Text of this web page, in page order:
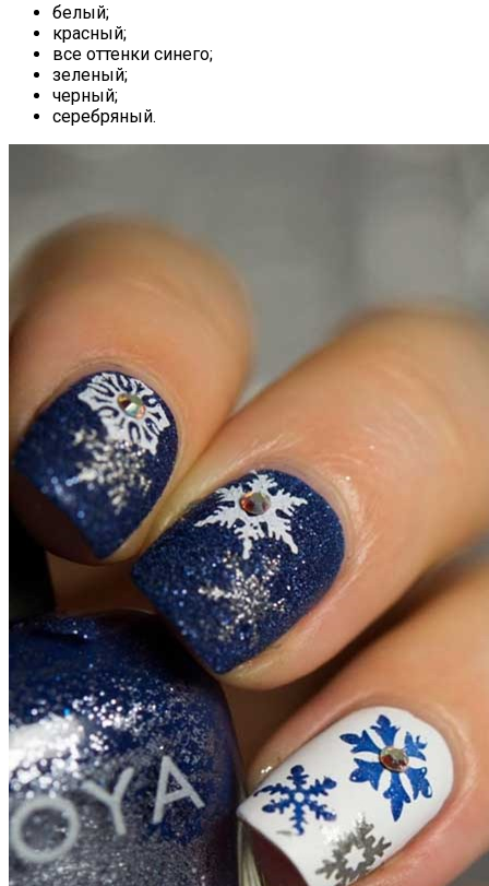
белый;
красный;
все оттенки синего;
зеленый;
черный;
серебряный.